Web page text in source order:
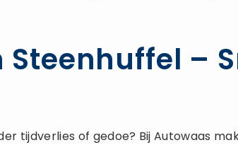
–
tijdverlies of gedoe? Bij Autowaas